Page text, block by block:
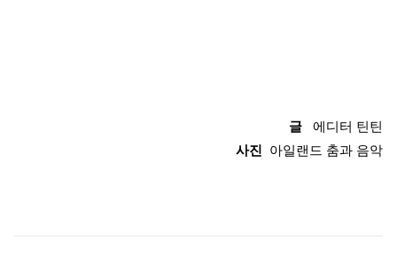
글 에디터 틴틴
사진 아일랜드 춤과 음악